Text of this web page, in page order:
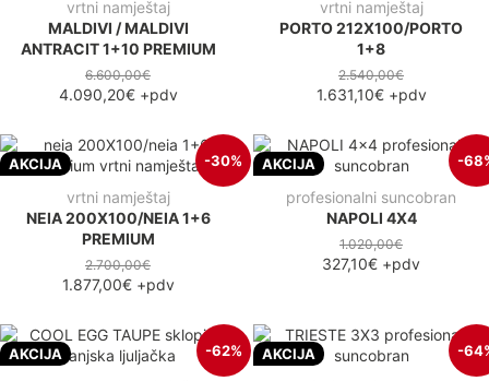
vrtni namještaj
MALDIVI / MALDIVI
ANTRACIT 1+10 PREMIUM
6.600,00€
4.090,20€+pdv
vrtni namještaj
PORTO 212X100/PORTO
1+8
2.540,00€
1.631,10€+pdv
AKCIJA -30%
vrtni namještaj
NEIA 200X100/NEIA 1+6
PREMIUM
2.700,00€
1.877,00€+pdv
AKCIJA -
profesionalni suncobran
NAPOLI 4X4
1.020,00€
327,10€ +pdv
AKCIJA -62% AKCIJA -